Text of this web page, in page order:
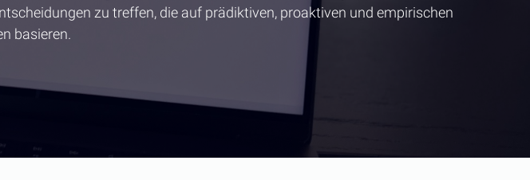
zu treffen, die auf prädiktiven, proaktiven und empirischen
basieren.